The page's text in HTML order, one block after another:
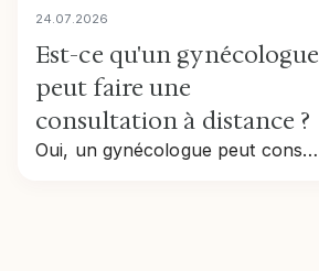
24.07.2026
Est-ce qu'un gynécologue
peut faire une
consultation à distance ?
Oui, un gynécologue peut consulter à distance : contraception, résultats, infections, ménopause. Accès direct, remboursé, sans ordonnance du médecin traitant.